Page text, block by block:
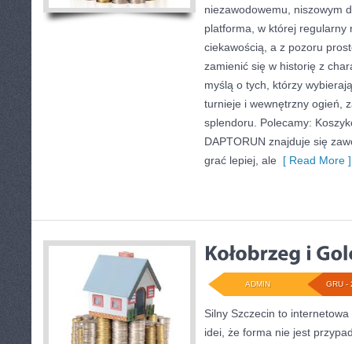
niezawodowemu, niszowym
platforma, w której regularny
ciekawością, a z pozoru
zamienić się w historię z
myślą o tych, którzy
turnieje i wewnętrzny ogień,
splendoru. Polecamy:
DAPTORUN znajduje się
grać lepiej, ale [ Read More ]
GRU -
ADMIN
Silny Szczecin to
idei, że forma nie jest